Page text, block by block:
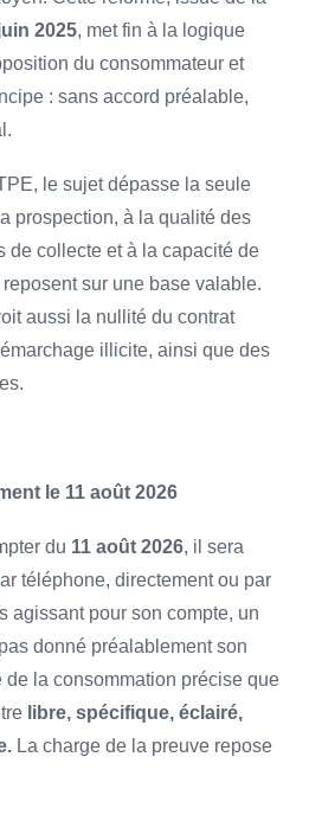
2025, met fin à la logique
du consommateur et
: sans accord préalable,
le sujet dépasse la seule
prospection, à la qualité des
de collecte et à la capacité de
sur une base valable.
aussi la nullité du contrat
illicite, ainsi que des
le 11 août 2026
du 11 août 2026, il sera
téléphone, directement ou par
agissant pour son compte, un
donné préalablement son
de la consommation précise que
libre, spécifique, éclairé,
La charge de la preuve repose